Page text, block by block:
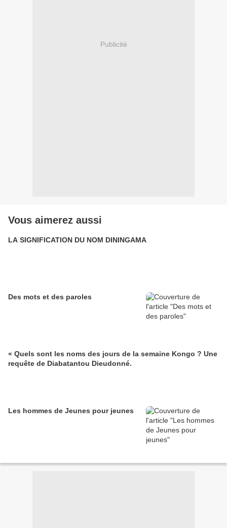
Publicité
Vous aimerez aussi
LA SIGNIFICATION DU NOM DININGAMA
Des mots et des paroles
« Quels sont les noms des jours de la semaine Kongo ? Une
requête de Diabatantou Dieudonné.
Les hommes de Jeunes pour jeunes